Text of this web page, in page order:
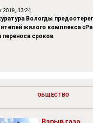
2019, 13:24
Вологды
жилого комплекса
переноса сроков
ОБЩЕСТВО